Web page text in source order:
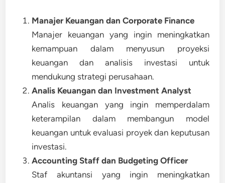
Manajer Keuangan dan Corporate Finance
Manajer keuangan yang ingin meningkatkan
kemampuan dalam menyusun proyeksi
keuangan dan analisis investasi untuk
mendukung strategi perusahaan.
Analis Keuangan dan Investment Analyst
Analis keuangan yang ingin memperdalam
keterampilan dalam membangun model
keuangan untuk evaluasi proyek dan keputusan
investasi.
Accounting Staff dan Budgeting Officer
Staf akuntansi yang ingin meningkatkan